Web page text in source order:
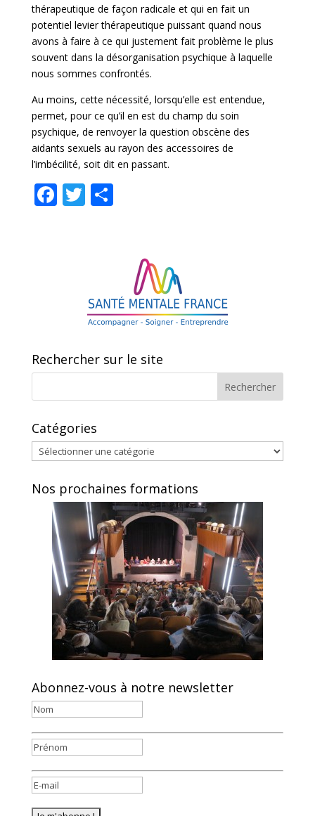
thérapeutique de façon radicale et qui en fait un
potentiel levier thérapeutique puissant quand nous
avons à faire à ce qui justement fait problème le plus
souvent dans la désorganisation psychique à laquelle
nous sommes confrontés.
Au moins, cette nécessité, lorsqu’elle est entendue,
permet, pour ce qu’il en est du champ du soin
psychique, de renvoyer la question obscène des
aidants sexuels au rayon des accessoires de
l’imbécilité, soit dit en passant.
F T P
er
Rechercher sur le site
Catégories
Catégories
Nos prochaines formations
Abonnez-vous à notre newsletter